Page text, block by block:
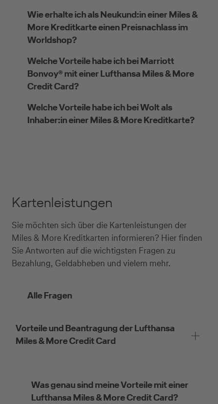
Wie erhalte ich als Neukund:in einer Miles &
More Kreditkarte einen Preisnachlass im
Worldshop?
Welche Vorteile habe ich bei Marriott
Bonvoy® mit einer Lufthansa Miles & More
Credit Card?
Welche Vorteile habe ich bei Wolt als
Inhaber:in einer Miles & More Kreditkarte?
Kartenleistungen
Sie möchten sich über die Kartenleistungen der
Miles & More Kreditkarten informieren? Hier finden
Sie Antworten auf die wichtigsten Fragen zu
Bezahlung, Geldabheben und vielem mehr.
Alle Fragen
Vorteile und Beantragung der Lufthansa
Miles & More Credit Card
Was genau sind meine Vorteile mit einer
Lufthansa Miles & More Credit Card?